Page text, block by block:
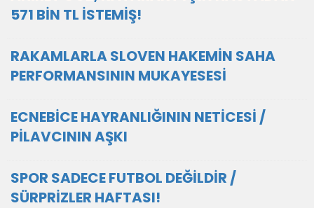
571 BİN TL İSTEMİŞ!
RAKAMLARLA SLOVEN HAKEMİN SAHA
PERFORMANSININ MUKAYESESİ
ECNEBİCE HAYRANLIĞININ NETİCESİ /
PİLAVCININ AŞKI
SPOR SADECE FUTBOL DEĞİLDİR /
SÜRPRİZLER HAFTASI!